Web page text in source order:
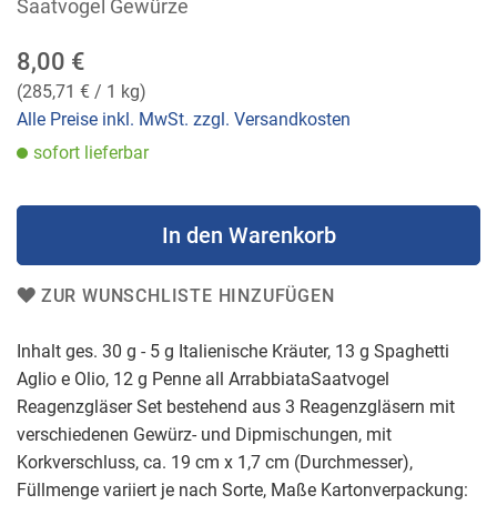
Saatvogel Gewürze
8,00 €
(285,71 € / 1 kg)
Alle Preise inkl. MwSt. zzgl. Versandkosten
sofort lieferbar
In den Warenkorb
ZUR WUNSCHLISTE HINZUFÜGEN
Inhalt ges. 30 g - 5 g Italienische Kräuter, 13 g Spaghetti
Aglio e Olio, 12 g Penne all ArrabbiataSaatvogel
Reagenzgläser Set bestehend aus 3 Reagenzgläsern mit
verschiedenen Gewürz- und Dipmischungen, mit
Korkverschluss, ca. 19 cm x 1,7 cm (Durchmesser),
Füllmenge variiert je nach Sorte, Maße Kartonverpackung: